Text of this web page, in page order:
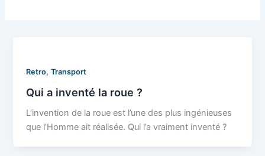
Retro,Transport
Qui a inventé la roue ?
L’invention de la roue est l’une des plus ingénieuses
que l’Homme ait réalisée. Qui l’a vraiment inventé ?